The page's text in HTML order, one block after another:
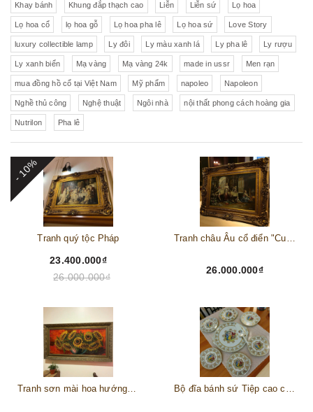
Khay bánh Khung đắp thạch cao Liễn Liễn sứ Lọ hoa
Lọ hoa cổ lọ hoa gỗ Lọ hoa pha lê Lọ hoa sứ Love Story
luxury collectible lamp Ly đôi Ly màu xanh lá Ly pha lê Ly rượu
Ly xanh biển Mạ vàng Mạ vàng 24k made in ussr Men rạn
mua đồng hồ cổ tại Việt Nam Mỹ phẩm napoleo Napoleon
Nghề thủ công Nghệ thuật Ngôi nhà nội thất phong cách hoàng gia
Nutrilon Pha lê
- 10%
Tranh quý tộc Pháp
23.400.000₫
26.000.000₫
Tranh châu Âu cổ điển "Cuộc sống lao động"
26.000.000₫
Tranh sơn mài hoa hướng dương châu Âu Bộ đĩa bánh sứ Tiệp cao cấp – Biểu tượng tinh tế cho bàn tiệc thượng lưu